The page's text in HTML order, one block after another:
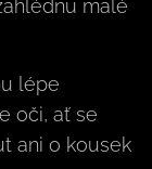
malé
lépe
oči, ať se
ani o kousek